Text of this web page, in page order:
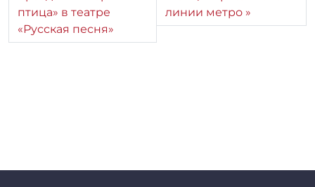
птица» в театре
«Русская песня»
линии метро